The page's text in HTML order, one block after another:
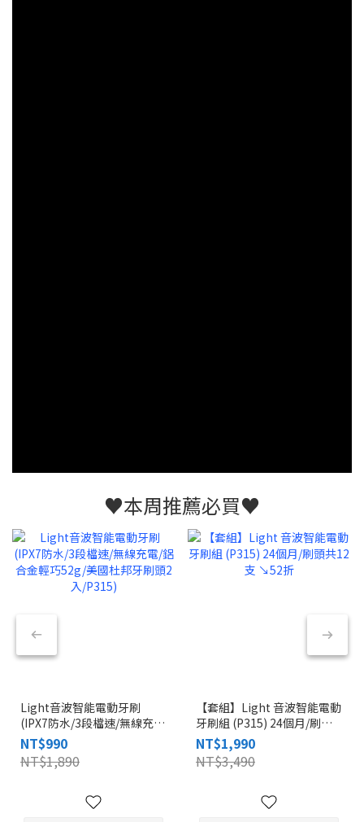
♥️本周推薦必買♥️
Light音波智能電動牙刷
(IPX7防水/3段檔速/無線充
電/鋁合金輕巧52g/美國杜邦
牙刷頭2入/P315)
NT$990
NT$1,890
【套組】Light 音波智能電動
牙刷組 (P315) 24個月/刷頭
共12支 ↘︎52折
NT$1,990
NT$3,490